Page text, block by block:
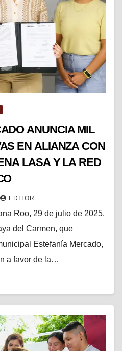
ANUNCIA MIL
EN ALIANZA CON
LASA Y LA RED
EDITOR
Roo, 29 de julio de 2025.
del Carmen, que
Estefanía Mercado,
a favor de la…